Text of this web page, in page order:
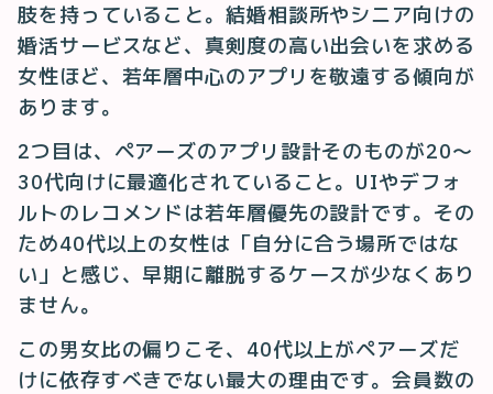
肢を持っていること。結婚相談所やシニア向けの
婚活サービスなど、真剣度の高い出会いを求める
女性ほど、若年層中心のアプリを敬遠する傾向が
あります。
2つ目は、ペアーズのアプリ設計そのものが20〜
30代向けに最適化されていること。UIやデフォ
ルトのレコメンドは若年層優先の設計です。その
ため40代以上の女性は「自分に合う場所ではな
い」と感じ、早期に離脱するケースが少なくあり
ません。
この男女比の偏りこそ、40代以上がペアーズだ
けに依存すべきでない最大の理由です。会員数の